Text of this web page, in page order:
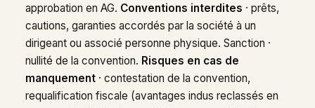
approbation en AG. Conventions interdites · prêts,
cautions, garanties accordés par la société à un
dirigeant ou associé personne physique. Sanction ·
nullité de la convention. Risques en cas de
manquement · contestation de la convention,
requalification fiscale (avantages indus reclassés en